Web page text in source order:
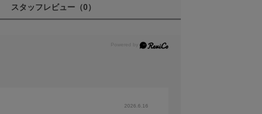
50、上限ISO 102400)、AUTO (ISO 100 -
スタッフレビュー （0）
2026.6.16